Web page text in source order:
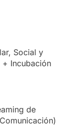
Social y
+ Incubación
de